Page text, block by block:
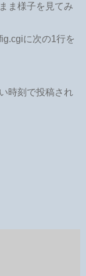
ま様子を見てみ
に次の1行を
時刻で投稿され